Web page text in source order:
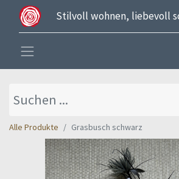
Stilvoll wohnen, liebevoll
Alle Produkte Grasbusch schwarz